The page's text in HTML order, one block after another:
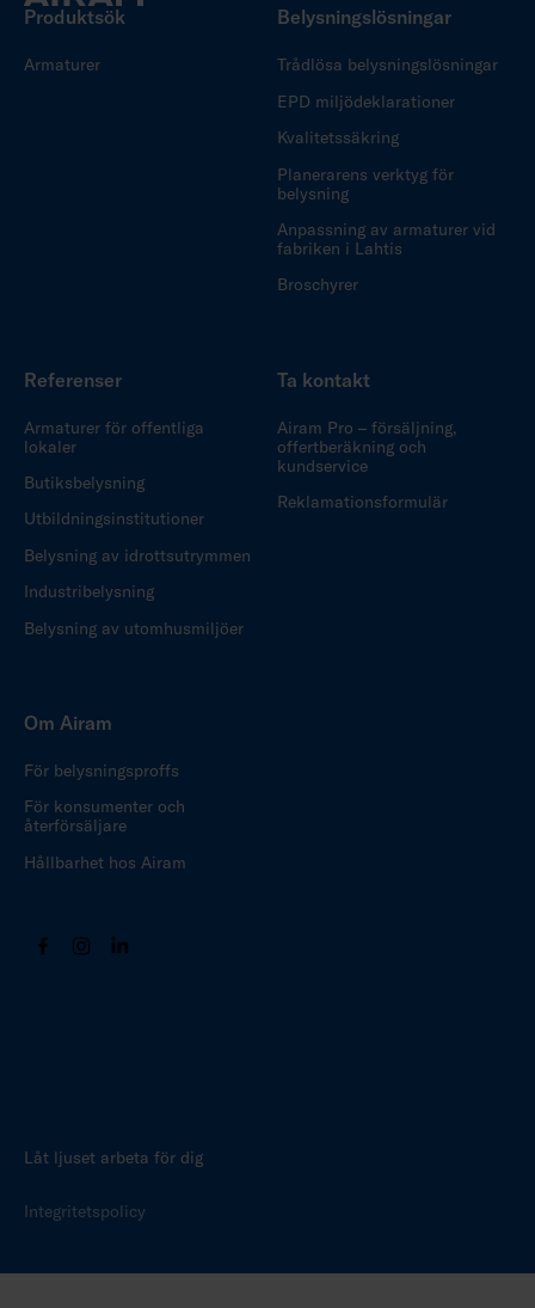
Produktsök
Armaturer
Belysningslösningar
Trådlösa belysningslösningar
EPD miljödeklarationer
Kvalitetssäkring
Planerarens verktyg för
belysning
Anpassning av armaturer vid
fabriken i Lahtis
Broschyrer
Referenser
Armaturer för offentliga
lokaler
Butiksbelysning
Utbildningsinstitutioner
Belysning av idrottsutrymmen
Industribelysning
Belysning av utomhusmiljöer
Ta kontakt
Airam Pro – försäljning,
offertberäkning och
kundservice
Reklamationsformulär
Om Airam
För belysningsproffs
För konsumenter och
återförsäljare
Hållbarhet hos Airam
Låt ljuset arbeta för dig
Integritetspolicy